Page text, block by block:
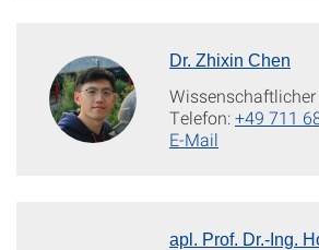
Dr. Zhixin Chen
Telefon:+49 711
E-Mail
apl. Prof. Dr.-Ing.